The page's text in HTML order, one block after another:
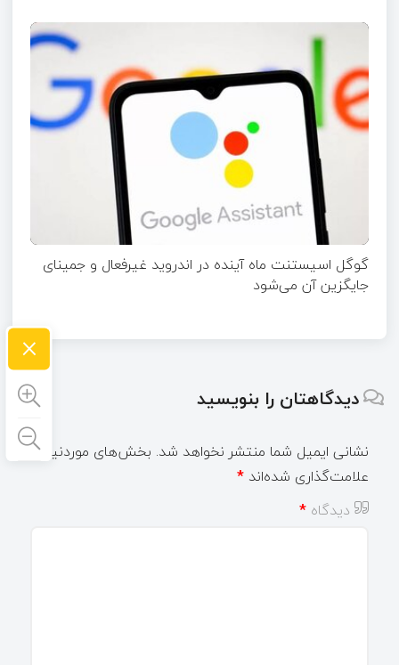
گوگل اسیستنت ماه آینده در اندروید غیرفعال و جمینای
جایگزین آن می‌شود
دیدگاهتان را بنویسید
نشانی ایمیل شما منتشر نخواهد شد. بخش‌های موردنیاز
علامت‌گذاری شده‌اند *
دیدگاه *
×